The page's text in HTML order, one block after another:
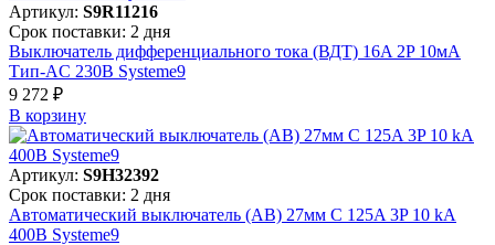
Артикул: S9R11216
Срок поставки: 2 дня
Выключатель дифференциального тока (ВДТ) 16A 2P 10мА
Тип-AC 230В Systeme9
9 272 ₽
В корзинy
Артикул: S9H32392
Срок поставки: 2 дня
Автоматический выключатель (АВ) 27мм C 125A 3P 10 kA
400В Systeme9